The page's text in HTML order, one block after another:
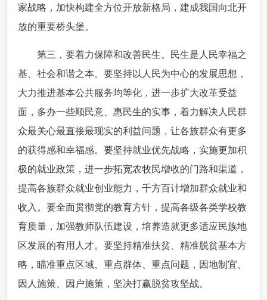
家战略，加快构建全方位开放新格局，建成我国向北开
放的重要桥头堡。
第三，要着力保障和改善民生。民生是人民幸福之
基、社会和谐之本。要坚持以人民为中心的发展思想，
大力推进基本公共服务均等化，进一步扩大改革受益
面，多办一些顺民意、惠民生的实事，着力解决人民群
众最关心最直接最现实的利益问题，让各族群众有更多
的获得感和幸福感。要坚持就业优先战略，实施更加积
极的就业政策，进一步拓宽农牧民增收的门路和渠道，
提高各族群众就业创业能力，千方百计增加群众就业和
收入。要全面贯彻党的教育方针，提高各级各类学校教
育质量，加强教师队伍建设，培养造就更多适应民族地
区发展的有用人才。要坚持精准扶贫、精准脱贫基本方
略，瞄准重点区域、重点群体、重点问题，因地制宜、
因人施策、因户施策，坚决打赢脱贫攻坚战。